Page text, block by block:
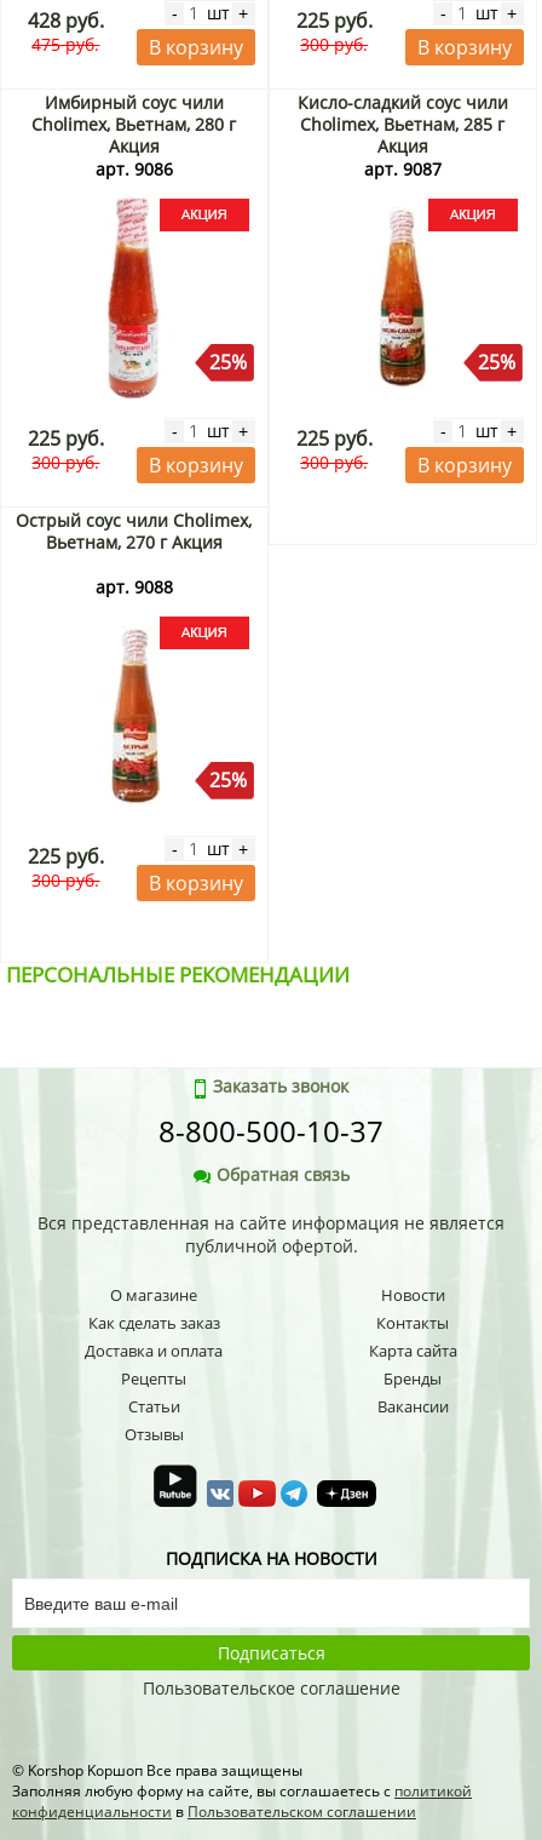
428 руб.
475 руб.
- шт +
В корзину
225 руб.
300 руб.
- шт +
В корзину
Имбирный соус чили
Cholimex, Вьетнам, 280 г
Акция
арт. 9086
25%
225 руб.
300 руб.
- шт +
В корзину
Кисло-сладкий соус чили
Cholimex, Вьетнам, 285 г
Акция
арт. 9087
25%
225 руб.
300 руб.
- шт +
В корзину
Острый соус чили Cholimex,
Вьетнам, 270 г Акция
арт. 9088
25%
225 руб.
300 руб.
- шт +
В корзину
ПЕРСОНАЛЬНЫЕ РЕКОМЕНДАЦИИ
Заказать звонок
8-800-500-10-37
Обратная связь
Вся представленная на сайте информация не является
публичной офертой.
О магазине
Как сделать заказ
Доставка и оплата
Рецепты
Статьи
Отзывы
Новости
Контакты
Карта сайта
Бренды
Вакансии
ПОДПИСКА НА НОВОСТИ
Подписаться
Пользовательское соглашение
© Korshop Koршоп Все права защищены
Заполняя любую форму на сайте, вы соглашаетесь с политикой
конфиденциальности в Пользовательском соглашении